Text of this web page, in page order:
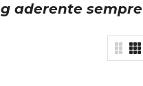
aderente